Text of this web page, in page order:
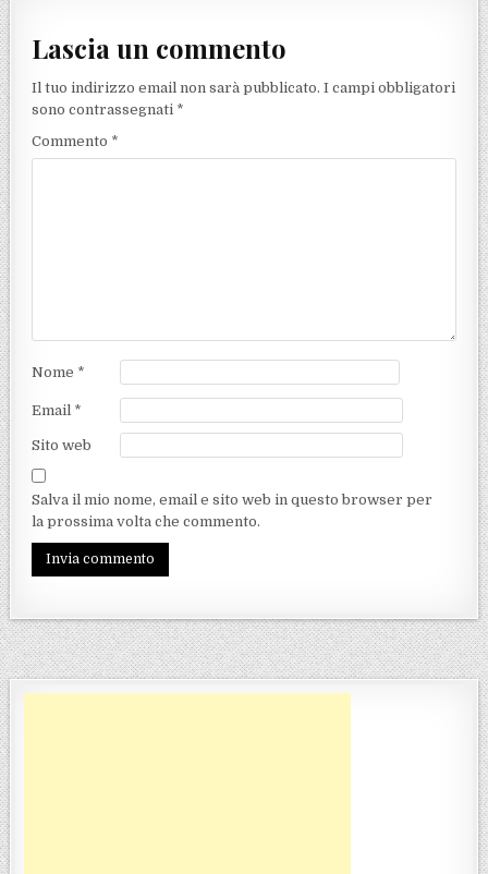
Lascia un commento
Il tuo indirizzo email non sarà pubblicato. I campi obbligatori
sono contrassegnati *
Commento *
Nome *
Email *
Sito web
Salva il mio nome, email e sito web in questo browser per
la prossima volta che commento.